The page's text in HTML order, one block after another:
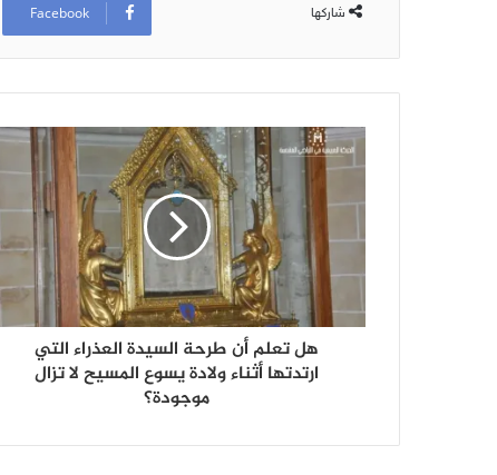
شاركها Facebook
هل تعلم أن طرحة السيدة العذراء التي
ارتدتها أثناء ولادة يسوع المسيح لا تزال
موجودة؟